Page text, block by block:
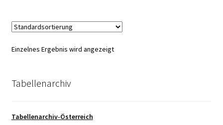
Einzelnes Ergebnis wird angezeigt
Tabellenarchiv
Tabellenarchiv-Österreich